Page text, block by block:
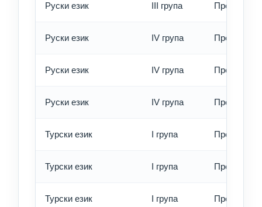
Руски език III група Превод -
Руски език IV група Превод -
Руски език IV група Превод -
Руски език IV група Превод -
Турски език I група Превод -
Турски език I група Превод -
Турски език I група Превод -